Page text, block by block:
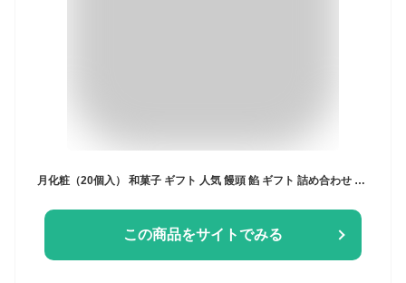
月化粧（20個入） 和菓子 ギフト 人気 饅頭 餡 ギフト 詰め合わせ 個包装 大阪 お土産 お菓子 まんじゅう 和菓子 お取り寄せ
この商品をサイトでみる